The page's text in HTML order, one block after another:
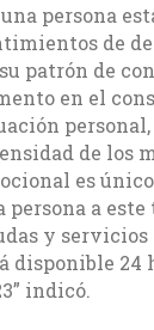
una persona
de
patrón de
en el
de los
es
persona a
y servicios
disponible 24
indicó.